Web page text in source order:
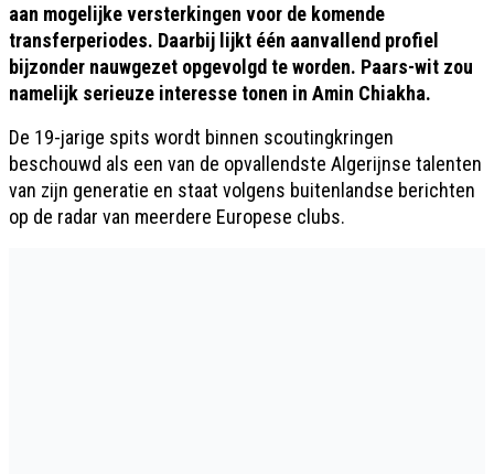
aan mogelijke versterkingen voor de komende
transferperiodes. Daarbij lijkt één aanvallend profiel
bijzonder nauwgezet opgevolgd te worden. Paars-wit zou
namelijk serieuze interesse tonen in Amin Chiakha.
De 19-jarige spits wordt binnen scoutingkringen
beschouwd als een van de opvallendste Algerijnse talenten
van zijn generatie en staat volgens buitenlandse berichten
op de radar van meerdere Europese clubs.